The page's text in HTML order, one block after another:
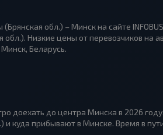
обл.) – Минск на сайте
обл.). Низкие цены от перевозчиков
Беларусь.
доехать до центра Минска в 2026
куда прибывают в Минске. Время в